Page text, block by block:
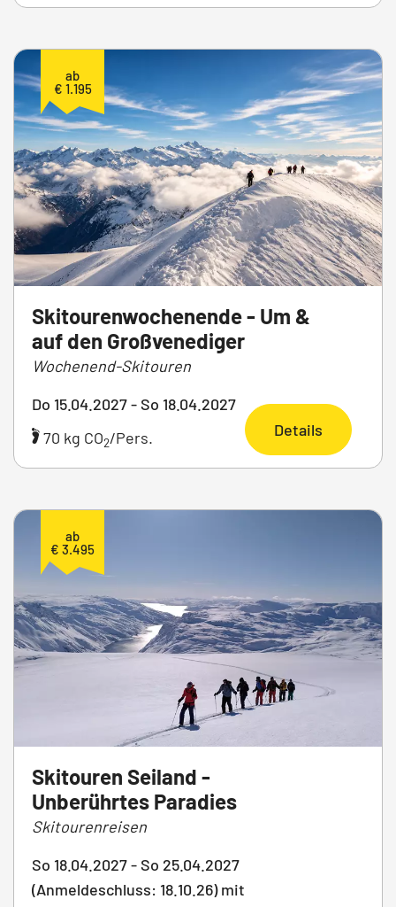
ab
€ 1.195
Skitourenwochenende - Um &
auf den Großvenediger
Wochenend-Skitouren
Do 15.04.2027 - So 18.04.2027
70 kg CO2/Pers. Details
ab
€ 3.495
Skitouren Seiland -
Unberührtes Paradies
Skitourenreisen
So 18.04.2027 - So 25.04.2027
(Anmeldeschluss: 18.10.26) mit